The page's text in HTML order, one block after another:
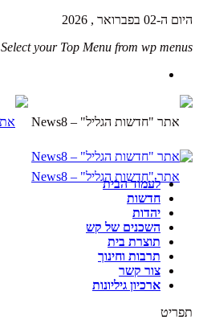
היום ה-02 בפברואר , 2026
Select your Top Menu from wp menus
לעמוד הבית
חדשות
יהדות
השכנים של קש
תוצרת בית
תרבות וחינוך
צור קשר
ארכיון גיליונות
תפריט